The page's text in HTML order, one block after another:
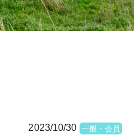
2023/10/30 一般・会員